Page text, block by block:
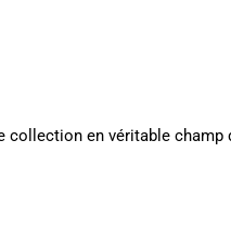
en véritable champ